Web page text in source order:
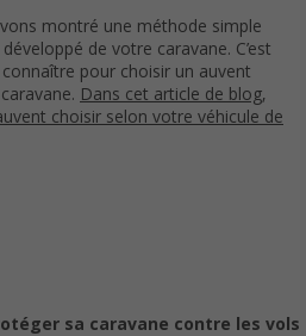
montré une méthode simple
de votre caravane. C’est
pour choisir un auvent
Dans cet article de blog,
choisir selon votre véhicule de
sa caravane contre les vols